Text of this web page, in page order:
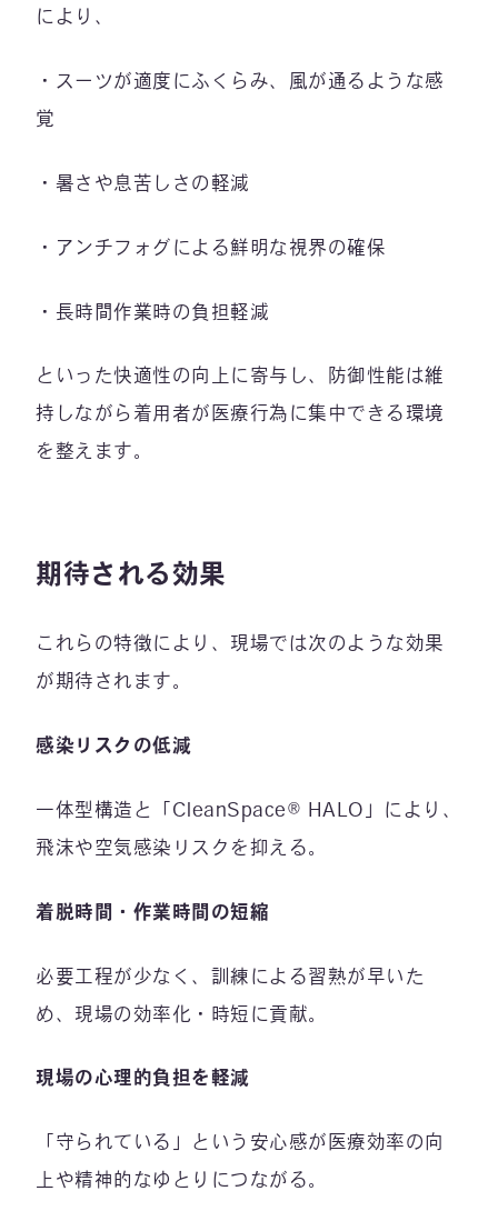
により、
・スーツが適度にふくらみ、風が通るような感
覚
・暑さや息苦しさの軽減
・アンチフォグによる鮮明な視界の確保
・長時間作業時の負担軽減
といった快適性の向上に寄与し、防御性能は維
持しながら着用者が医療行為に集中できる環境
を整えます。
期待される効果
これらの特徴により、現場では次のような効果
が期待されます。
感染リスクの低減
一体型構造と「CleanSpace® HALO」により、
飛沫や空気感染リスクを抑える。
着脱時間・作業時間の短縮
必要工程が少なく、訓練による習熟が早いた
め、現場の効率化・時短に貢献。
現場の心理的負担を軽減
「守られている」という安心感が医療効率の向
上や精神的なゆとりにつながる。